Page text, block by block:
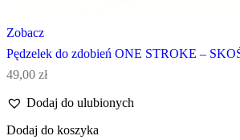
Zobacz
Pędzelek do zdobień ONE STROKE –
49,00 zł
Dodaj do ulubionych
Dodaj do koszyka